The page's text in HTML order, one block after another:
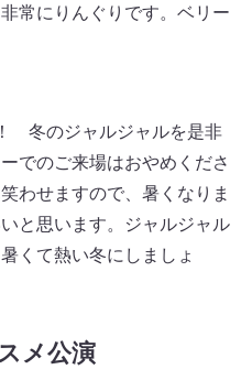
常にりんぐりです。ベリー
冬のジャルジャルを是非
でのご来場はおやめくださ
わせますので、暑くなりま
と思います。ジャルジャル
くて熱い冬にしましょ
メ公演